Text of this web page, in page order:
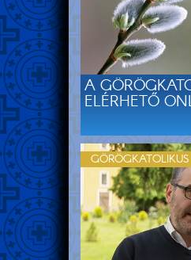
A
ELÉRHETŐ
GÖRÖGKATOLIKUS